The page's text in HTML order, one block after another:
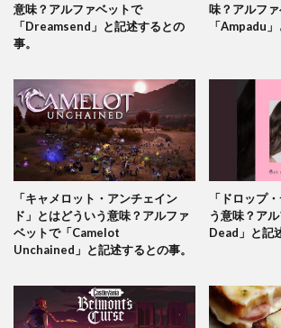
意味？アルファベットで
「Dreamsend」と記述するとの
事。
味？アルフ
「Ampadu
「キャメロット・アンチェイン
ド」とはどういう意味？アルファ
ベットで「Camelot
Unchained」と記述するとの事。
「ドロップ
う意味？ア
Dead」と記